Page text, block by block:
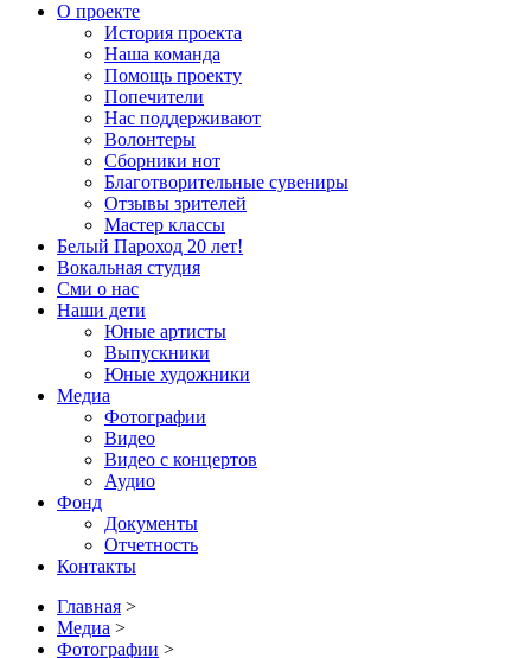
О проекте
История проекта
Наша команда
Помощь проекту
Попечители
Нас поддерживают
Волонтеры
Сборники нот
Благотворительные сувениры
Отзывы зрителей
Мастер классы
Белый Пароход 20 лет!
Вокальная студия
Сми о нас
Наши дети
Юные артисты
Выпускники
Юные художники
Медиа
Фотографии
Видео
Видео с концертов
Аудио
Фонд
Документы
Отчетность
Контакты
Главная >
Медиа >
Фотографии >